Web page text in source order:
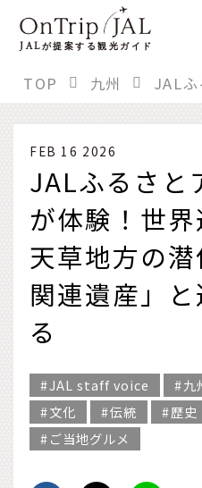
JALが提案する観光ガイド
TOP 九州
FEB 16 2026
JALふるさと
が体験！世
天草地方の
関連遺産」
る
JAL staff voice 九
文化
伝統 歴史
ご当地グルメ